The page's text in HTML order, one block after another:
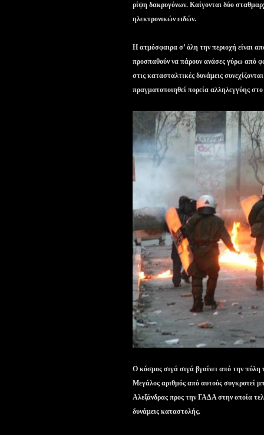
ρίψη δακρυγόνων. Καίγονται δύο
ηλεκτρονικών ειδών.
Η ατμόσφαιρα σ’ όλη την περιοχή είναι
προσπαθούν να πάρουν ανάσες γύρω από
στις κατασταλτικές δυνάμεις
πραγματοποιηθεί πορεία αλληλεγγύης
Ο κόσμος σιγά σιγά βγαίνει από την
Μεγάλος αριθμός από αυτούς συγκροτεί
Αλεξάνδρας προς την ΓΑΔΑ στην οποία
δυνάμεις καταστολής.